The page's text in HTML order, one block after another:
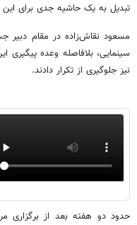
تبدیل به یک حاشیه جدی برای این
مسعود نقاش‌زاده در مقام دبیر
سینمایی، بلافاصله وعده
نیز جلوگیری از تکرار دادند.
حدود دو هفته بعد از برگزاری